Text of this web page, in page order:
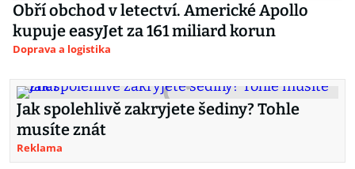
Obří obchod v letectví. Americké Apollo
kupuje easyJet za 161 miliard korun
Doprava a logistika
Jak spolehlivě zakryjete šediny? Tohle
musíte znát
Reklama